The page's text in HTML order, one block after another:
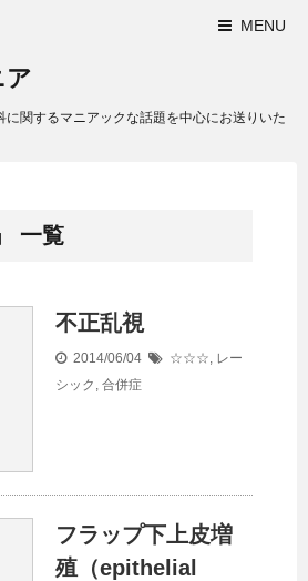
MENU
ア
関するマニアックな話題を中心にお送りいた
一覧
不正乱視
2014/06/04 ☆☆☆, レー
シック , 合併症
フラップ下上皮増
殖（epithelial